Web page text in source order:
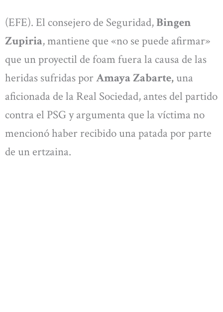
(EFE). El consejero de Seguridad,Bingen
Zupiria, mantiene que «no se puede afirmar»
que un proyectil de foam fuera la causa de las
heridas sufridas porAmaya Zabarte, una
aficionada de la Real Sociedad, antes del partido
contra el PSG y argumenta que la víctima no
mencionó haber recibido una patada por parte
de un ertzaina.